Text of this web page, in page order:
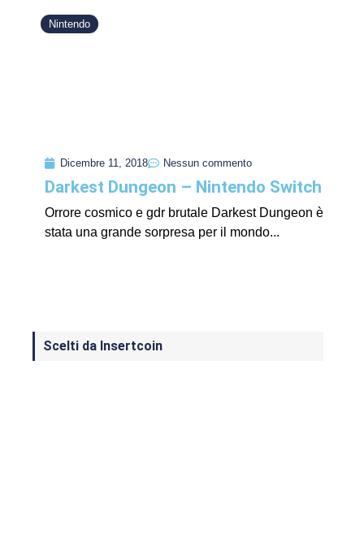
Nintendo
Dicembre 11, 2018 Nessun commento
Darkest Dungeon – Nintendo Switch
Orrore cosmico e gdr brutale Darkest Dungeon è
stata una grande sorpresa per il mondo...
Scelti da Insertcoin